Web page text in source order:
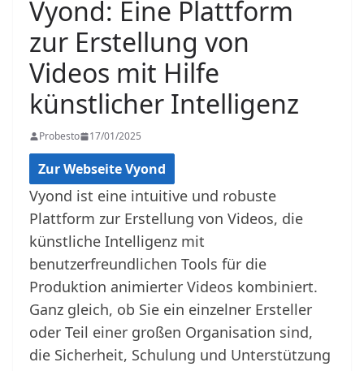
Vyond: Eine Plattform
zur Erstellung von
Videos mit Hilfe
künstlicher Intelligenz
Probesto 17/01/2025
Zur Webseite Vyond
Vyond ist eine intuitive und robuste
Plattform zur Erstellung von Videos, die
künstliche Intelligenz mit
benutzerfreundlichen Tools für die
Produktion animierter Videos kombiniert.
Ganz gleich, ob Sie ein einzelner Ersteller
oder Teil einer großen Organisation sind,
die Sicherheit, Schulung und Unterstützung